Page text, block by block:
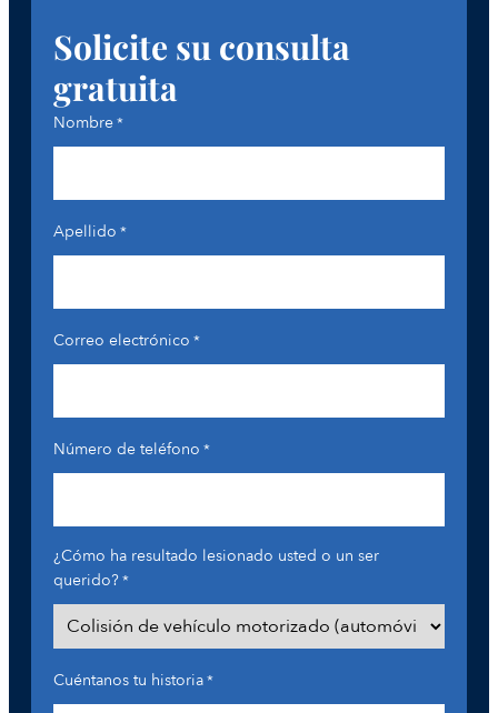
Solicite su consulta
gratuita
Nombre*
Apellido *
Correo electrónico *
Número de teléfono *
¿Cómo ha resultado lesionado usted o un ser
querido?*
Cuéntanos tu historia*